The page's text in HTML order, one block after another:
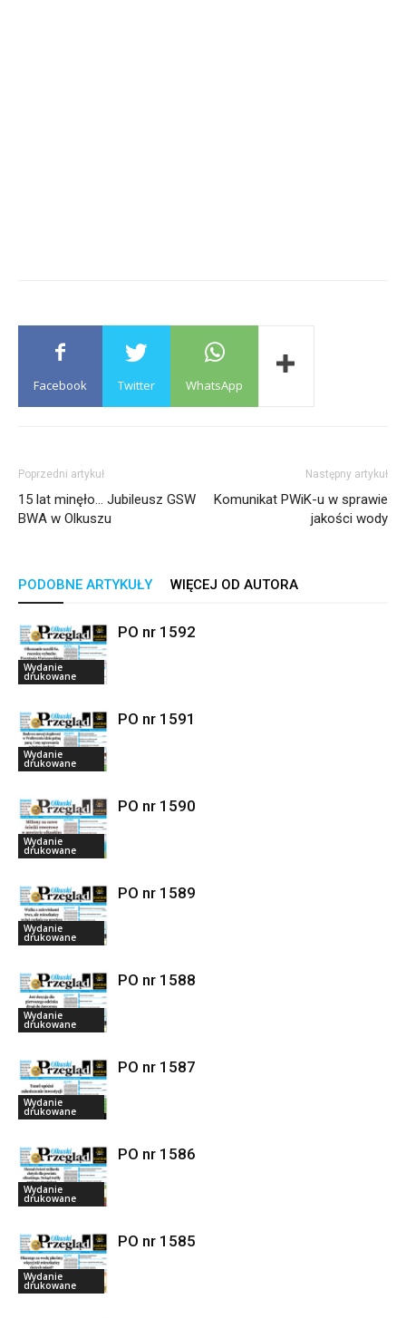
Facebook Twitter WhatsApp
Poprzedni artykuł
15 lat minęło… Jubileusz GSW
BWA w Olkuszu
Następny artykuł
Komunikat PWiK-u w sprawie
jakości wody
PODOBNE ARTYKUŁY WIĘCEJ OD AUTORA
Wydanie
drukowane
PO nr 1592
Wydanie
drukowane
PO nr 1591
Wydanie
drukowane
PO nr 1590
Wydanie
drukowane
PO nr 1589
Wydanie
drukowane
PO nr 1588
Wydanie
drukowane
PO nr 1587
Wydanie
drukowane
PO nr 1586
Wydanie
drukowane
PO nr 1585